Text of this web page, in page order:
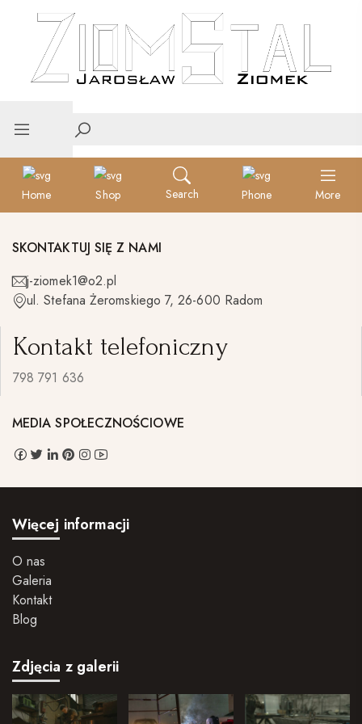
Home Shop Search Phone More
SKONTAKTUJ SIĘ Z NAMI
j-ziomek1@o2.pl
ul. Stefana Żeromskiego 7, 26-600 Radom
Kontakt telefoniczny
798 791 636
MEDIA SPOŁECZNOŚCIOWE
Więcej informacji
O nas
Galeria
Kontakt
Blog
Zdjęcia z galerii